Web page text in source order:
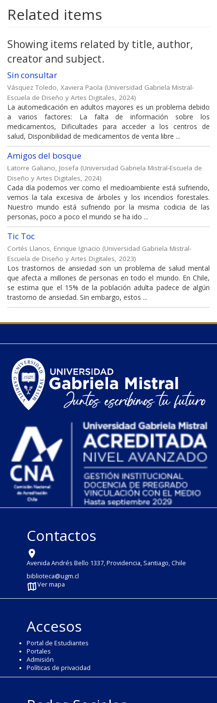
Related items
Showing items related by title, author,
creator and subject.
Sin consultar
Vásquez Toledo, Xaviera Paola (Universidad Gabriela Mistral-
Escuela de Diseño y Artes Digitales, 2024)
La automedicación en adultos mayores es un problema debido
a varios factores: La falta de información sobre los
medicamentos, Dificultades para acceder a los centros de
salud, Disponibilidad de medicamentos de venta libre ...
Amigos del bosque
Latorre Galiano, Josefa (Universidad Gabriela Mistral-Escuela de
Diseño y Artes Digitales, 2024)
Cada día podemos ver como el medioambiente está sufriendo,
vemos la tala excesiva de árboles y los incendios forestales.
Nuestro mundo está sufriendo por la misma codicia de las
personas, poco a poco el mundo se ha ido ...
Tic Toc
Cortés Llanos, Enrique Ignacio (Universidad Gabriela Mistral-
Escuela de Diseño y Artes Digitales, 2023)
Los trastornos de ansiedad son un problema de salud mental
que afecta a millones de personas en todo el mundo. En Chile,
se estima que el 15% de la población adulta padece de algún
trastorno de ansiedad. Sin embargo, estos ...
Contactos
Avenida Andrés Bello 1337, Providencia, Santiago, Chile
biblioteca@ugm.cl
Ver mapa
Accesos
Portal de Estudiantes
Portales
Admisión
Políticas de privacidad